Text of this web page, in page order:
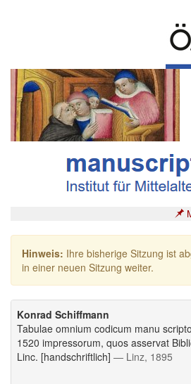
Hinweis: Ihre bisherige Sitzung ist
in einer neuen Sitzung weiter.
Konrad Schiffmann
Tabulae omnium codicum manu
1520 impressorum, quos asservat
Linc. [handschriftlich] — Linz, 1895